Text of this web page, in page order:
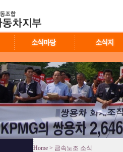
Home > 금속노조 소식